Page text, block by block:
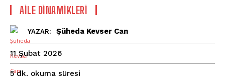
AILE DINAMIKLERI
YAZAR: Şüheda Kevser Can
11 Şubat 2026
5dk. okuma süresi